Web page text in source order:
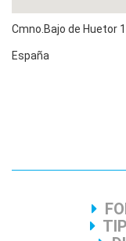
actuaciones que se
AVERIAS MECÁNICAS
Estudios técnicos
INSPECCIONES DE
Informes y
de la póliza o bien a
Cmno.Bajo de Huetor
España